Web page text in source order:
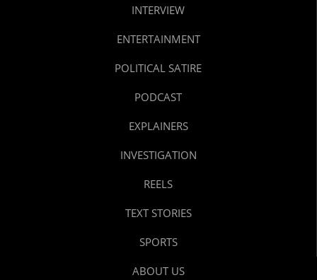
INTERVIEW
ENTERTAINMENT
POLITICAL SATIRE
PODCAST
EXPLAINERS
INVESTIGATION
REELS
TEXT STORIES
SPORTS
ABOUT US